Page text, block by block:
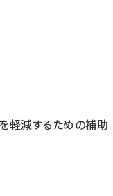
軽減するための補助